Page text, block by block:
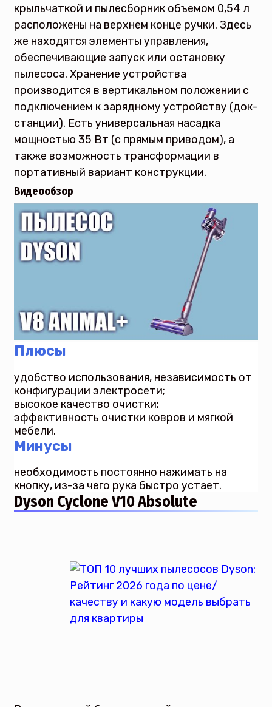
крыльчаткой и пылесборник объемом 0,54 л
расположены на верхнем конце ручки. Здесь
же находятся элементы управления,
обеспечивающие запуск или остановку
пылесоса. Хранение устройства
производится в вертикальном положении с
подключением к зарядному устройству (док-
станции). Есть универсальная насадка
мощностью 35 Вт (с прямым приводом), а
также возможность трансформации в
портативный вариант конструкции.
Видеообзор
Плюсы
удобство использования, независимость от
конфигурации электросети;
высокое качество очистки;
эффективность очистки ковров и мягкой
мебели.
Минусы
необходимость постоянно нажимать на
кнопку, из-за чего рука быстро устает.
Dyson Cyclone V10 Absolute